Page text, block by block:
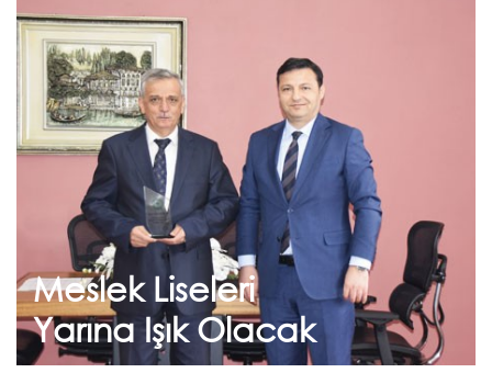
Meslek Liseleri
Yarına Işık Olacak
Meslek Liseleri Yarına Işık
Yürütülen sosyal sorumluluk projeleri
kapsamında; Merkez Meslek ve Teknik
Anadolu Lisesi Okul Müdürü Tekin Alpas...
Devam et